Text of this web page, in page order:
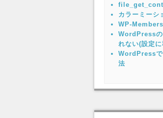
カラーミーシ
WP-
WordPressの
れない(設定
WordPressで
法